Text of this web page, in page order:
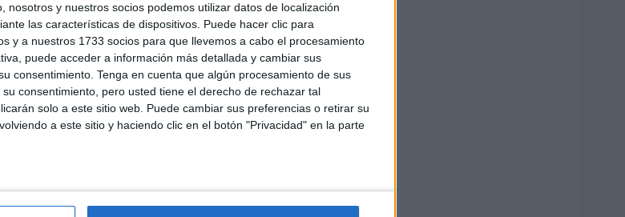
nosotros y nuestros socios podemos utilizar datos de localización
las características de dispositivos. Puede hacer clic para
y a nuestros 1733 socios para que llevemos a cabo el procesamiento
puede acceder a información más detallada y cambiar sus
consentimiento. Tenga en cuenta que algún procesamiento de sus
consentimiento, pero usted tiene el derecho de rechazar tal
solo a este sitio web. Puede cambiar sus preferencias o retirar su
a este sitio y haciendo clic en el botón "Privacidad" en la parte